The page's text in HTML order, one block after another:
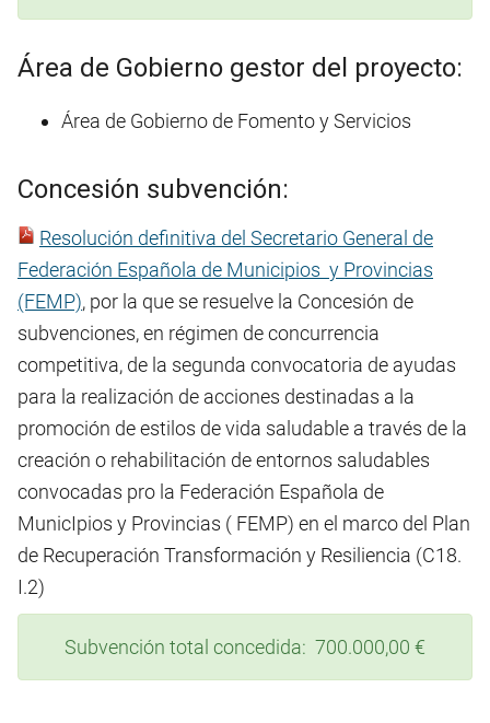
Área de Gobierno gestor del proyecto:
Área de Gobierno de Fomento y Servicios
Concesión subvención:
Resolución definitiva del Secretario General de
Federación Española de Municipios y Provincias
(FEMP), por la que se resuelve la Concesión de
subvenciones, en régimen de concurrencia
competitiva, de la segunda convocatoria de ayudas
para la realización de acciones destinadas a la
promoción de estilos de vida saludable a través de la
creación o rehabilitación de entornos saludables
convocadas pro la Federación Española de
MunicIpios y Provincias ( FEMP) en el marco del Plan
de Recuperación Transformación y Resiliencia (C18.
I.2)
Subvención total concedida: 700.000,00 €